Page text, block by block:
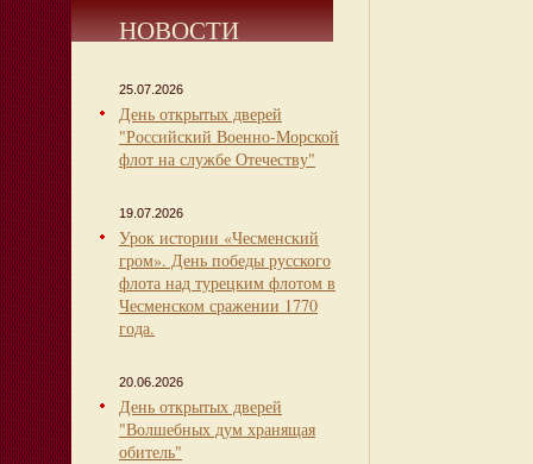
НОВОСТИ
25.07.2026
День открытых дверей
"Российский Военно-Морской
флот на службе Отечеству"
19.07.2026
Урок истории «Чесменский
гром». День победы русского
флота над турецким флотом в
Чесменском сражении 1770
года.
20.06.2026
День открытых дверей
"Волшебных дум хранящая
обитель"